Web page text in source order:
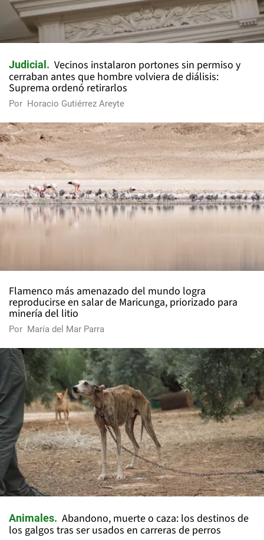
Judicial
Vecinos instalaron portones sin permiso y
cerraban antes que hombre volviera de diálisis:
Suprema ordenó retirarlos
Por Horacio Gutiérrez Areyte
Flamenco más amenazado del mundo logra
reproducirse en salar de Maricunga, priorizado para
minería del litio
Por María del Mar Parra
Animales
Abandono, muerte o caza: los destinos de
los galgos tras ser usados en carreras de perros